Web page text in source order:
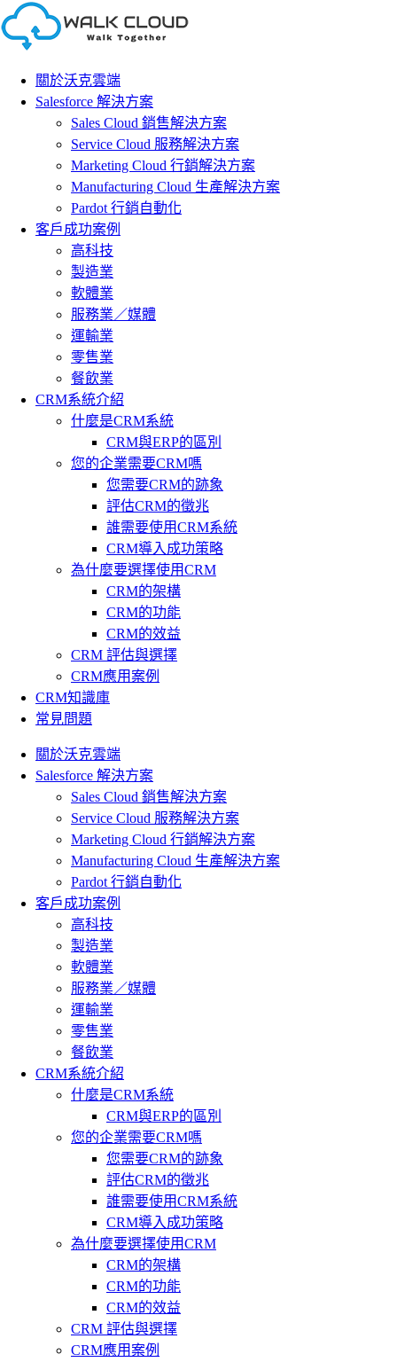
Skip
to
content
關於沃克雲端
Salesforce 解決方案
Sales Cloud 銷售解決方案
Service Cloud 服務解決方案
Marketing Cloud 行銷解決方案
Manufacturing Cloud 生產解決方案
Pardot 行銷自動化
客戶成功案例
高科技
製造業
軟體業
服務業／媒體
運輸業
零售業
餐飲業
CRM系統介紹
什麼是CRM系統
CRM與ERP的區別
您的企業需要CRM嗎
您需要CRM的跡象
評估CRM的徵兆
誰需要使用CRM系統
CRM導入成功策略
為什麼要選擇使用CRM
CRM的架構
CRM的功能
CRM的效益
CRM 評估與選擇
CRM應用案例
CRM知識庫
常見問題
關於沃克雲端
Salesforce 解決方案
Sales Cloud 銷售解決方案
Service Cloud 服務解決方案
Marketing Cloud 行銷解決方案
Manufacturing Cloud 生產解決方案
Pardot 行銷自動化
客戶成功案例
高科技
製造業
軟體業
服務業／媒體
運輸業
零售業
餐飲業
CRM系統介紹
什麼是CRM系統
CRM與ERP的區別
您的企業需要CRM嗎
您需要CRM的跡象
評估CRM的徵兆
誰需要使用CRM系統
CRM導入成功策略
為什麼要選擇使用CRM
CRM的架構
CRM的功能
CRM的效益
CRM 評估與選擇
CRM應用案例